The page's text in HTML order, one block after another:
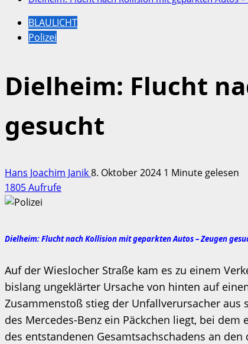
BLAULICHT
Polizei
Dielheim: Flucht
gesucht
Hans Joachim Janik8. Oktober 2024 1 Minute gelesen
1805 Aufrufe
Dielheim: Flucht nach Kollision mit geparkten Autos – Zeugen
Auf der Wieslocher Straße kam es zu einem
bislang ungeklärter Ursache von hinten auf
Zusammenstoß stieg der Unfallverursacher
des Mercedes-Benz ein Päckchen liegt, bei
des entstandenen Gesamtsachschadens an